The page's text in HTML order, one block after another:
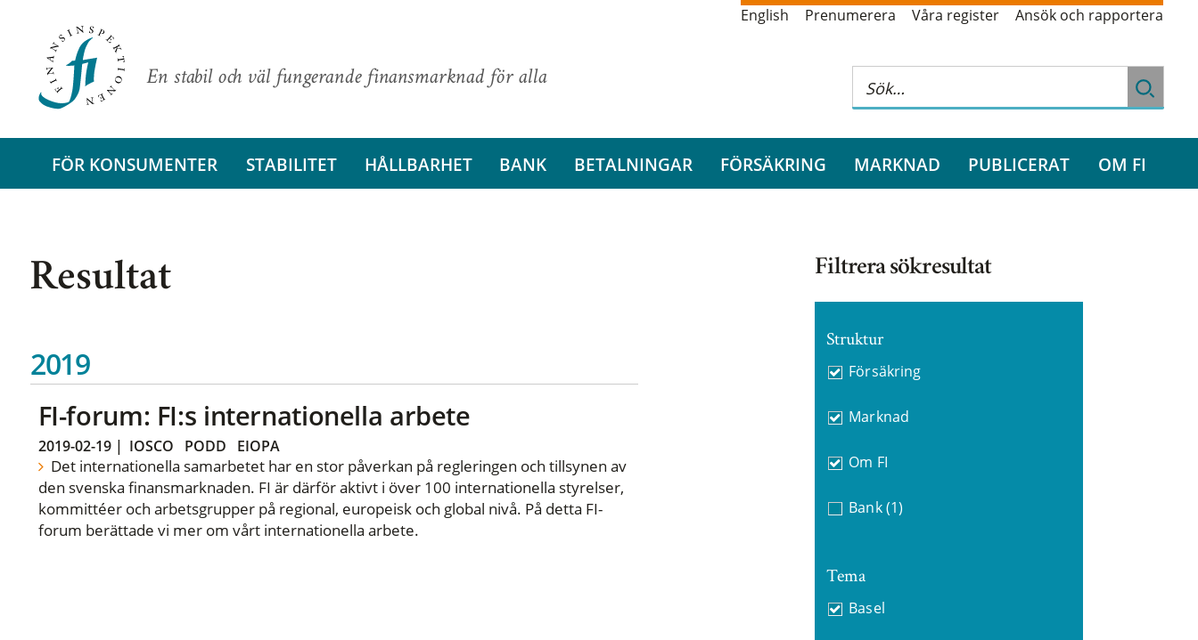
En stabil och väl fungerande finansmarknad för alla
English Prenumerera Våra register Ansök och rapportera
FÖR KONSUMENTER STABILITET HÅLLBARHET BANK BETALNINGAR FÖRSÄKRING MARKNAD PUBLICERAT OM FI
Resultat
2019
FI-forum: FI:s internationella arbete
2019-02-19| IOSCO PODD EIOPA
Det internationella samarbetet har en stor påverkan på regleringen och tillsynen av
den svenska finansmarknaden. FI är därför aktivt i över 100 internationella styrelser,
kommittéer och arbetsgrupper på regional, europeisk och global nivå. På detta FI-
forum berättade vi mer om vårt internationella arbete.
Filtrera sökresultat
Struktur
Försäkring
Marknad
Om FI
Bank (1)
Tema
Basel